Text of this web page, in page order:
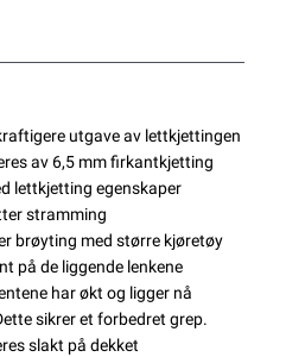
utgave av lettkjettingen
av 6,5 mm firkantkjetting
lettkjetting egenskaper
stramming
brøyting med større kjøretøy
på de liggende lenkene
har økt og ligger nå
sikrer et forbedret grep.
slakt på dekket